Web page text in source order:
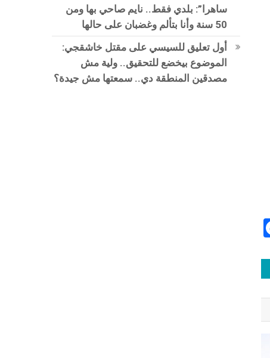
ساهرا”: بلدي فقط.. نايم صاحي بها ومن
50 سنة وأنا بتألم وغضبان على حالها
أول تعليق للسيسي على مقتل خاشقجي:
الموضوع بيخضع للتحقيق.. ولية مش
مصدقين المنطقة دي.. سمعتها مش جيدة؟